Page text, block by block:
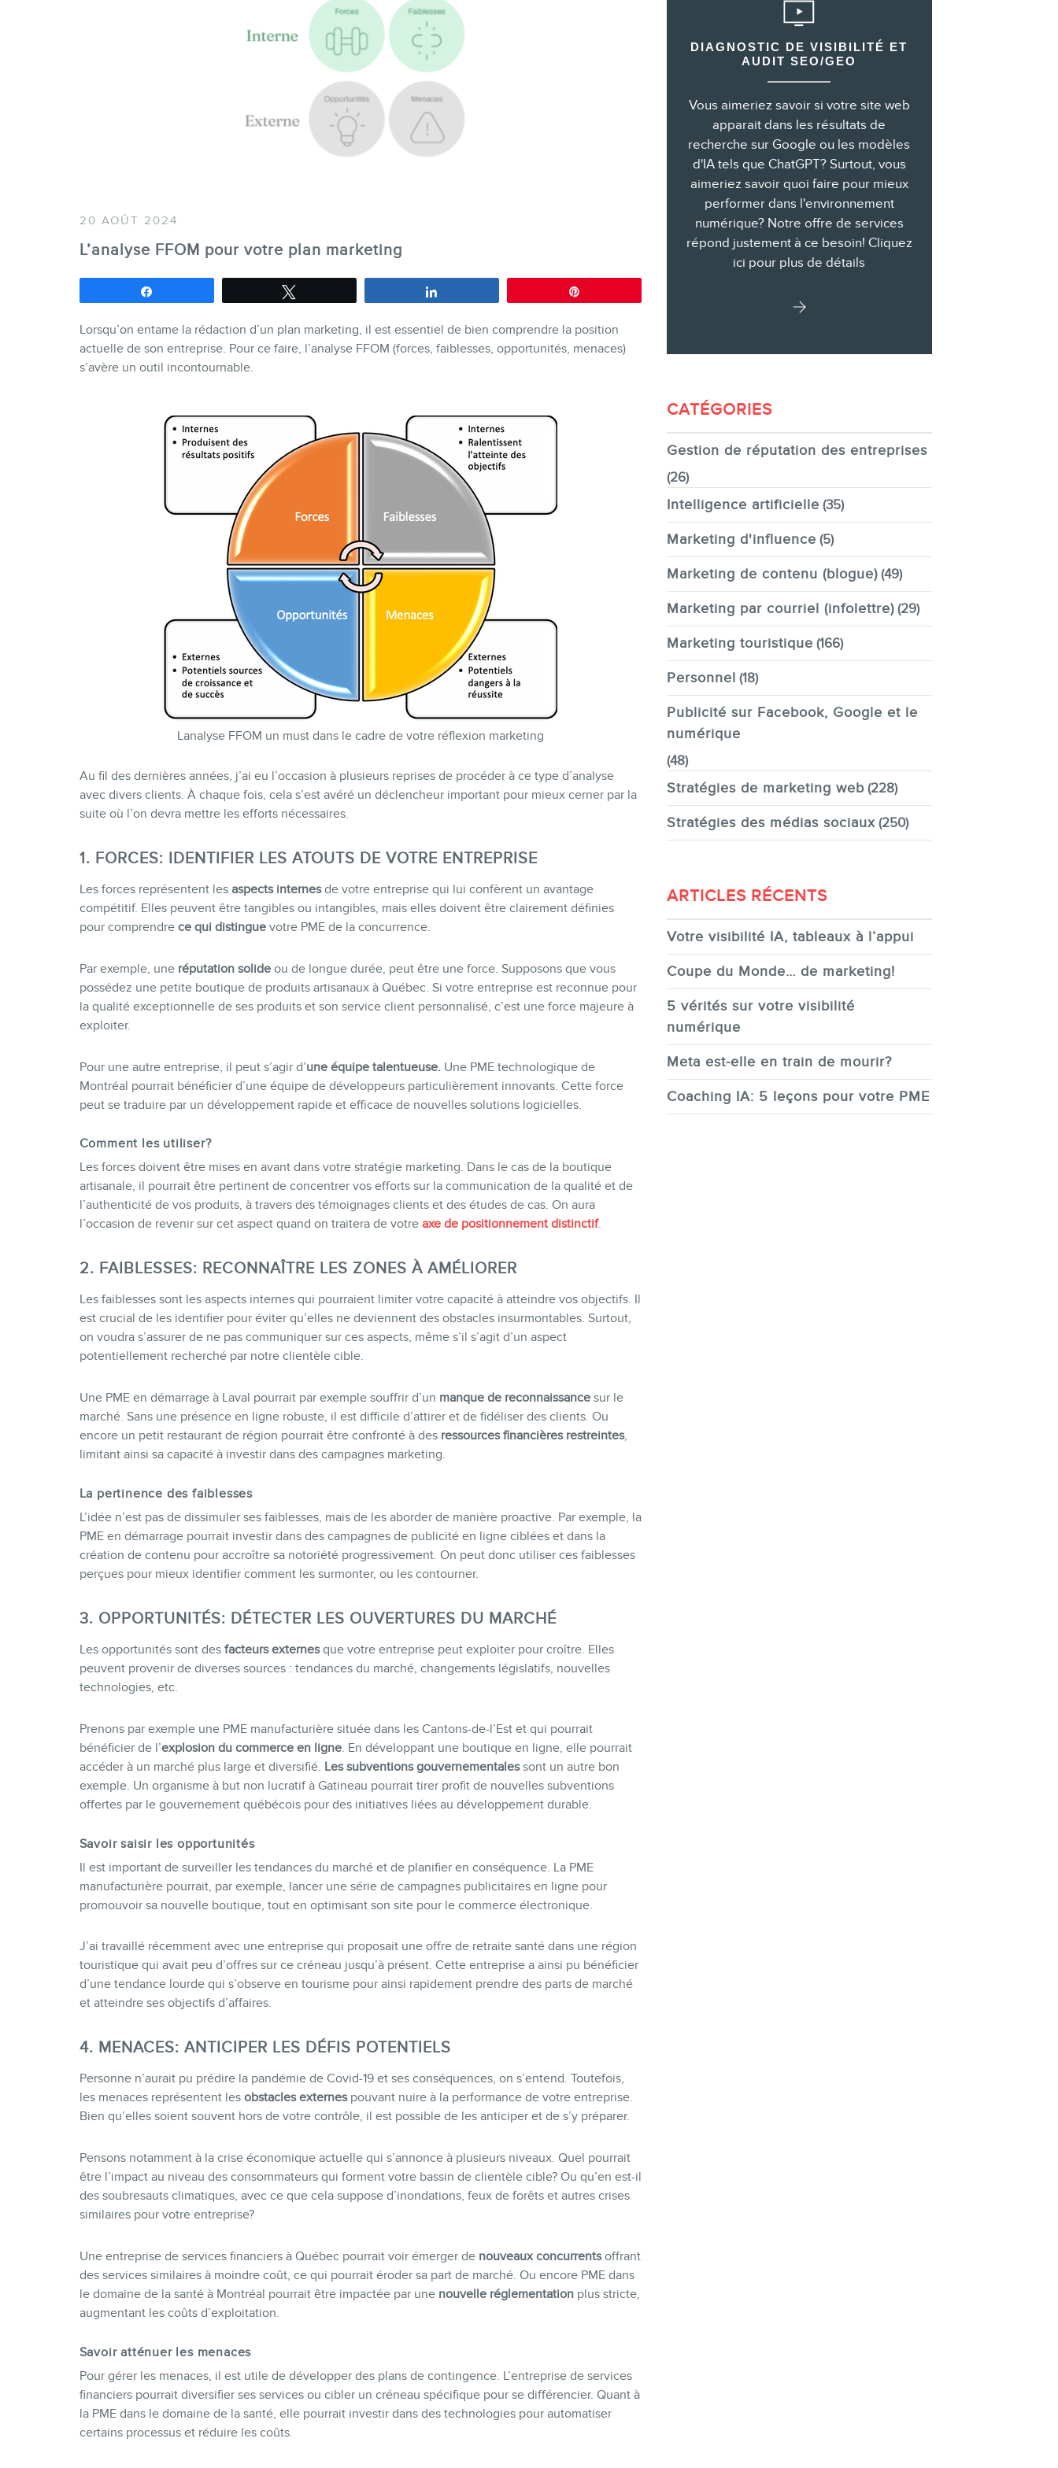
Formations marketing de groupe
Consultations
Audits web (SEO) et IA (GEO)
BLOGUE
CONTACT
MEMBRES
INFOLETTRE
20 AOÛT 2024
L’analyse FFOM pour votre plan marketing
Lorsqu’on entame la rédaction d’un plan marketing, il est essentiel de bien comprendre la position
actuelle de son entreprise. Pour ce faire, l’analyse FFOM (forces, faiblesses, opportunités, menaces)
s’avère un outil incontournable.
Lanalyse FFOM un must dans le cadre de votre réflexion marketing
Au fil des dernières années, j’ai eu l’occasion à plusieurs reprises de procéder à ce type d’analyse
avec divers clients. À chaque fois, cela s’est avéré un déclencheur important pour mieux cerner par la
suite où l’on devra mettre les efforts nécessaires.
1. FORCES: IDENTIFIER LES ATOUTS DE VOTRE ENTREPRISE
Les forces représentent les aspects internesde votre entreprise qui lui confèrent un avantage
compétitif. Elles peuvent être tangibles ou intangibles, mais elles doivent être clairement définies
pour comprendre ce qui distinguevotre PME de la concurrence.
Par exemple, une réputation solideou de longue durée, peut être une force. Supposons que vous
possédez une petite boutique de produits artisanaux à Québec. Si votre entreprise est reconnue pour
la qualité exceptionnelle de ses produits et son service client personnalisé, c’est une force majeure à
exploiter.
Pour une autre entreprise, il peut s’agir d’une équipe talentueuse. Une PME technologique de
Montréal pourrait bénéficier d’une équipe de développeurs particulièrement innovants. Cette force
peut se traduire par un développement rapide et efficace de nouvelles solutions logicielles.
Comment les utiliser?
Les forces doivent être mises en avant dans votre stratégie marketing. Dans le cas de la boutique
artisanale, il pourrait être pertinent de concentrer vos efforts sur la communication de la qualité et de
l’authenticité de vos produits, à travers des témoignages clients et des études de cas. On aura
l’occasion de revenir sur cet aspect quand on traitera de votre axe de positionnement distinctif.
2. FAIBLESSES: RECONNAÎTRE LES ZONES À AMÉLIORER
Les faiblesses sont les aspects internes qui pourraient limiter votre capacité à atteindre vos objectifs. Il
est crucial de les identifier pour éviter qu’elles ne deviennent des obstacles insurmontables. Surtout,
on voudra s’assurer de ne pas communiquer sur ces aspects, même s’il s’agit d’un aspect
potentiellement recherché par notre clientèle cible.
Une PME en démarrage à Laval pourrait par exemple souffrir d’un manque de reconnaissancesur le
marché. Sans une présence en ligne robuste, il est difficile d’attirer et de fidéliser des clients. Ou
encore un petit restaurant de région pourrait être confronté à des ressources financières restreintes,
limitant ainsi sa capacité à investir dans des campagnes marketing.
La pertinence des faiblesses
L’idée n’est pas de dissimuler ses faiblesses, mais de les aborder de manière proactive. Par exemple, la
PME en démarrage pourrait investir dans des campagnes de publicité en ligne ciblées et dans la
création de contenu pour accroître sa notoriété progressivement. On peut donc utiliser ces faiblesses
perçues pour mieux identifier comment les surmonter, ou les contourner.
3. OPPORTUNITÉS: DÉTECTER LES OUVERTURES DU MARCHÉ
Les opportunités sont des facteurs externesque votre entreprise peut exploiter pour croître. Elles
peuvent provenir de diverses sources : tendances du marché, changements législatifs, nouvelles
technologies, etc.
Prenons par exemple une PME manufacturière située dans les Cantons-de-l’Est et qui pourrait
bénéficier de l’explosion du commerce en ligne. En développant une boutique en ligne, elle pourrait
accéder à un marché plus large et diversifié. Les subventions gouvernementalessont un autre bon
exemple. Un organisme à but non lucratif à Gatineau pourrait tirer profit de nouvelles subventions
offertes par le gouvernement québécois pour des initiatives liées au développement durable.
Savoir saisir les opportunités
Il est important de surveiller les tendances du marché et de planifier en conséquence. La PME
manufacturière pourrait, par exemple, lancer une série de campagnes publicitaires en ligne pour
promouvoir sa nouvelle boutique, tout en optimisant son site pour le commerce électronique.
J’ai travaillé récemment avec une entreprise qui proposait une offre de retraite santé dans une région
touristique qui avait peu d’offres sur ce créneau jusqu’à présent. Cette entreprise a ainsi pu bénéficier
d’une tendance lourde qui s’observe en tourisme pour ainsi rapidement prendre des parts de marché
et atteindre ses objectifs d’affaires.
4. MENACES: ANTICIPER LES DÉFIS POTENTIELS
Personne n’aurait pu prédire la pandémie de Covid-19 et ses conséquences, on s’entend. Toutefois,
les menaces représentent les obstacles externespouvant nuire à la performance de votre entreprise.
Bien qu’elles soient souvent hors de votre contrôle, il est possible de les anticiper et de s’y préparer.
Pensons notamment à la crise économique actuelle qui s’annonce à plusieurs niveaux. Quel pourrait
être l’impact au niveau des consommateurs qui forment votre bassin de clientèle cible? Ou qu’en est-il
des soubresauts climatiques, avec ce que cela suppose d’inondations, feux de forêts et autres crises
similaires pour votre entreprise?
Une entreprise de services financiers à Québec pourrait voir émerger de nouveaux concurrentsoffrant
des services similaires à moindre coût, ce qui pourrait éroder sa part de marché. Ou encore PME dans
le domaine de la santé à Montréal pourrait être impactée par une nouvelle réglementationplus stricte,
augmentant les coûts d’exploitation.
Savoir atténuer les menaces
Pour gérer les menaces, il est utile de développer des plans de contingence. L’entreprise de services
financiers pourrait diversifier ses services ou cibler un créneau spécifique pour se différencier. Quant à
la PME dans le domaine de la santé, elle pourrait investir dans des technologies pour automatiser
certains processus et réduire les coûts.
DIAGNOSTIC DE VISIBILITÉ ET
AUDIT SEO/GEO
Vous aimeriez savoir si votre site web
apparait dans les résultats de
recherche sur Google ou les modèles
d'IA tels que ChatGPT? Surtout, vous
aimeriez savoir quoi faire pour mieux
performer dans l'environnement
numérique? Notre offre de services
répond justement à ce besoin! Cliquez
ici pour plus de détails
CATÉGORIES
Gestion de réputation des entreprises
(26)
Intelligence artificielle (35)
Marketing d'influence (5)
Marketing de contenu (blogue)(49)
Marketing par courriel (infolettre)(29)
Marketing touristique (166)
Personnel (18)
Publicité sur Facebook, Google et le
numérique
(48)
Stratégies de marketing web(228)
Stratégies des médias sociaux(250)
ARTICLES RÉCENTS
Votre visibilité IA, tableaux à l’appui
Coupe du Monde… de marketing!
5 vérités sur votre visibilité
numérique
Meta est-elle en train de mourir?
Coaching IA: 5 leçons pour votre PME